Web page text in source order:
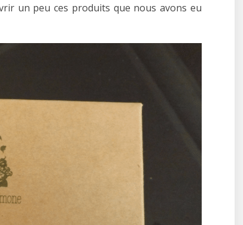
un peu ces produits que nous avons eu